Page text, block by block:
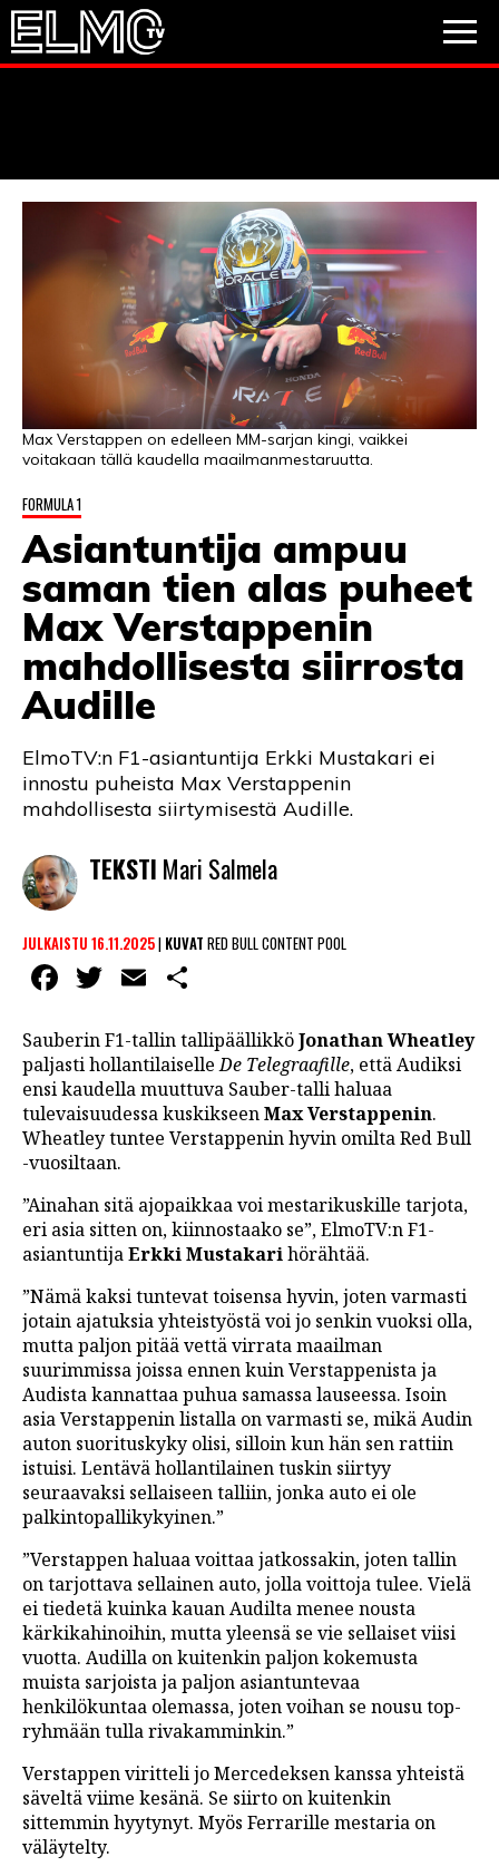
Max Verstappen on edelleen MM-sarjan kingi, vaikkei
voitakaan tällä kaudella maailmanmestaruutta.
FORMULA 1
Asiantuntija ampuu
saman tien alas puheet
Max Verstappenin
mahdollisesta siirrosta
Audille
ElmoTV:n F1-asiantuntija Erkki Mustakari ei
innostu puheista Max Verstappenin
mahdollisesta siirtymisestä Audille.
TEKSTI Mari Salmela
JULKAISTU 16.11.2025| KUVAT RED BULL CONTENT POOL
Facebook
Twitter
Email
Sauberin F1-tallin tallipäällikköJonathan Wheatley
paljasti hollantilaiselleDe Telegraafille, että Audiksi
ensi kaudella muuttuva Sauber-talli haluaa
tulevaisuudessa kuskikseenMax Verstappenin.
Wheatley tuntee Verstappenin hyvin omilta Red Bull
-vuosiltaan.
”Ainahan sitä ajopaikkaa voi mestarikuskille tarjota,
eri asia sitten on, kiinnostaako se”, ElmoTV:n F1-
asiantuntijaErkki Mustakarihörähtää.
”Nämä kaksi tuntevat toisensa hyvin, joten varmasti
jotain ajatuksia yhteistyöstä voi jo senkin vuoksi olla,
mutta paljon pitää vettä virrata maailman
suurimmissa joissa ennen kuin Verstappenista ja
Audista kannattaa puhua samassa lauseessa. Isoin
asia Verstappenin listalla on varmasti se, mikä Audin
auton suorituskyky olisi, silloin kun hän sen rattiin
istuisi. Lentävä hollantilainen tuskin siirtyy
seuraavaksi sellaiseen talliin, jonka auto ei ole
palkintopallikykyinen.”
”Verstappen haluaa voittaa jatkossakin, joten tallin
on tarjottava sellainen auto, jolla voittoja tulee. Vielä
ei tiedetä kuinka kauan Audilta menee nousta
kärkikahinoihin, mutta yleensä se vie sellaiset viisi
vuotta. Audilla on kuitenkin paljon kokemusta
muista sarjoista ja paljon asiantuntevaa
henkilökuntaa olemassa, joten voihan se nousu top-
ryhmään tulla rivakamminkin.”
Verstappen viritteli jo Mercedeksen kanssa yhteistä
säveltä viime kesänä. Se siirto on kuitenkin
sittemmin hyytynyt. Myös Ferrarille mestaria on
väläytelty.
PESÄPALLO
VIDEOT
PODCASTIT
JALKAPALLO
EM2021
Huuhkajat
Veikkausliiga
Valioliiga
Muut sarjat
JÄÄKIEKKO
PESÄPALLO
LINTU VAI KALA
46 DENTON ROAD
VIDEOT
PODCASTIT
KOLUMNIT